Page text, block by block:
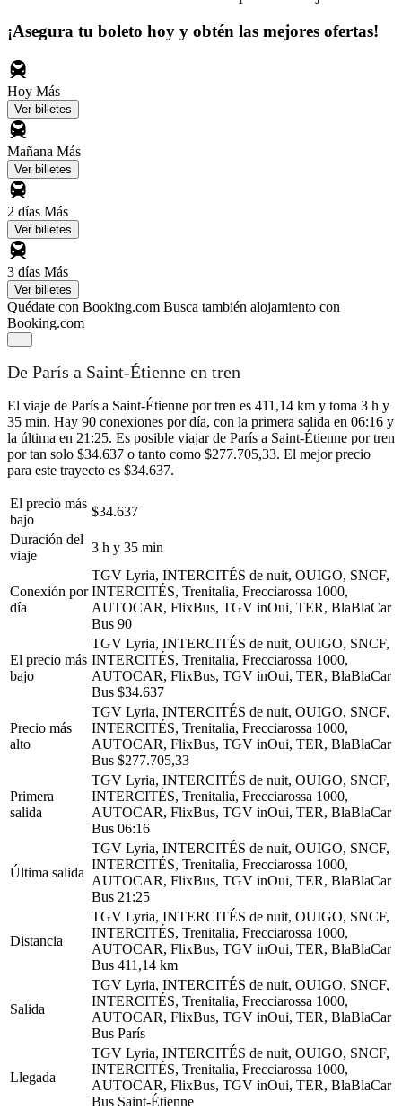
¡Asegura tu boleto hoy y obtén las mejores ofertas!
Hoy Más
Ver billetes
Mañana Más
Ver billetes
2 días Más
Ver billetes
3 días Más
Ver billetes
Quédate con Booking.com Busca también alojamiento con
Booking.com
De París a Saint-Étienne en tren
El viaje de París a Saint-Étienne por tren es 411,14 km y toma 3 h y
35 min. Hay 90 conexiones por día, con la primera salida en 06:16 y
la última en 21:25. Es posible viajar de París a Saint-Étienne por tren
por tan solo $34.637 o tanto como $277.705,33. El mejor precio
para este trayecto es $34.637.
El precio más
bajo
$34.637
Duración del
viaje
3 h y 35 min
Conexión por
día
TGV Lyria, INTERCITÉS de nuit, OUIGO, SNCF,
INTERCITÉS, Trenitalia, Frecciarossa 1000,
AUTOCAR, FlixBus, TGV inOui, TER, BlaBlaCar
Bus 90
El precio más
bajo
TGV Lyria, INTERCITÉS de nuit, OUIGO, SNCF,
INTERCITÉS, Trenitalia, Frecciarossa 1000,
AUTOCAR, FlixBus, TGV inOui, TER, BlaBlaCar
Bus $34.637
Precio más
alto
TGV Lyria, INTERCITÉS de nuit, OUIGO, SNCF,
INTERCITÉS, Trenitalia, Frecciarossa 1000,
AUTOCAR, FlixBus, TGV inOui, TER, BlaBlaCar
Bus $277.705,33
Primera
salida
TGV Lyria, INTERCITÉS de nuit, OUIGO, SNCF,
INTERCITÉS, Trenitalia, Frecciarossa 1000,
AUTOCAR, FlixBus, TGV inOui, TER, BlaBlaCar
Bus 06:16
Última salida
TGV Lyria, INTERCITÉS de nuit, OUIGO, SNCF,
INTERCITÉS, Trenitalia, Frecciarossa 1000,
AUTOCAR, FlixBus, TGV inOui, TER, BlaBlaCar
Bus 21:25
Distancia
TGV Lyria, INTERCITÉS de nuit, OUIGO, SNCF,
INTERCITÉS, Trenitalia, Frecciarossa 1000,
AUTOCAR, FlixBus, TGV inOui, TER, BlaBlaCar
Bus 411,14 km
Salida
TGV Lyria, INTERCITÉS de nuit, OUIGO, SNCF,
INTERCITÉS, Trenitalia, Frecciarossa 1000,
AUTOCAR, FlixBus, TGV inOui, TER, BlaBlaCar
Bus París
Llegada
TGV Lyria, INTERCITÉS de nuit, OUIGO, SNCF,
INTERCITÉS, Trenitalia, Frecciarossa 1000,
AUTOCAR, FlixBus, TGV inOui, TER, BlaBlaCar
Bus Saint-Étienne